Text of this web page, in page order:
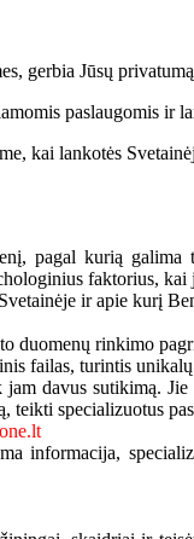
gerbia Jūsų
paslaugomis ir
kai lankotės
pagal kurią
faktorius,
ir apie kurį
duomenų rinkimo
failas, turintis
davus sutikimą.
teikti specializuotus
informacija,